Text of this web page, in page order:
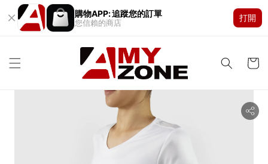
購物APP: 追蹤您的訂單
您信賴的商店
打開